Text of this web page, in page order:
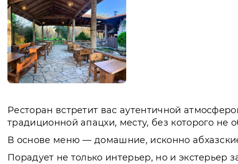
Ресторан встретит вас аутентичной
традиционной апацхи, месту, без которого не
В основе меню — домашние, исконно
Порадует не только интерьер, но и